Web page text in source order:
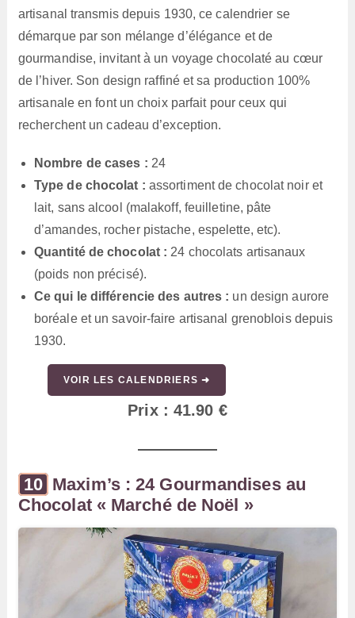
artisanal transmis depuis 1930, ce calendrier se
démarque par son mélange d’élégance et de
gourmandise, invitant à un voyage chocolaté au cœur
de l’hiver. Son design raffiné et sa production 100%
artisanale en font un choix parfait pour ceux qui
recherchent un cadeau d’exception.
Nombre de cases : 24
Type de chocolat : assortiment de chocolat noir et
lait, sans alcool (malakoff, feuilletine, pâte
d’amandes, rocher pistache, espelette, etc).
Quantité de chocolat : 24 chocolats artisanaux
(poids non précisé).
Ce qui le différencie des autres : un design aurore
boréale et un savoir-faire artisanal grenoblois depuis
1930.
VOIR LES CALENDRIERS ➜
Prix : 41.90 €
Maxim’s : 24 Gourmandises au
Chocolat « Marché de Noël »